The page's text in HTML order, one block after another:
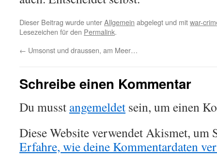
Dieser Beitrag wurde unterAllgemein abgelegt und mitwar-
Lesezeichen für den Permalink.
← Umsonst und draussen, am Meer…
Schreibe einen Kommentar
Du musst angemeldet sein, um einen
Diese Website verwendet Akismet, um
Erfahre, wie deine Kommentardaten